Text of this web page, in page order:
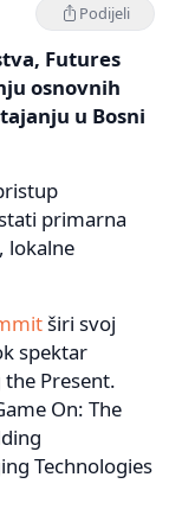
Podijeli
Futures
osnovnih
u Bosni
primarna
lokalne
širi svoj
spektar
Present.
On: The
Technologies